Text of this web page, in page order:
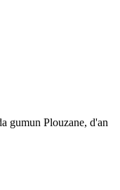
gumun Plouzane, d'an